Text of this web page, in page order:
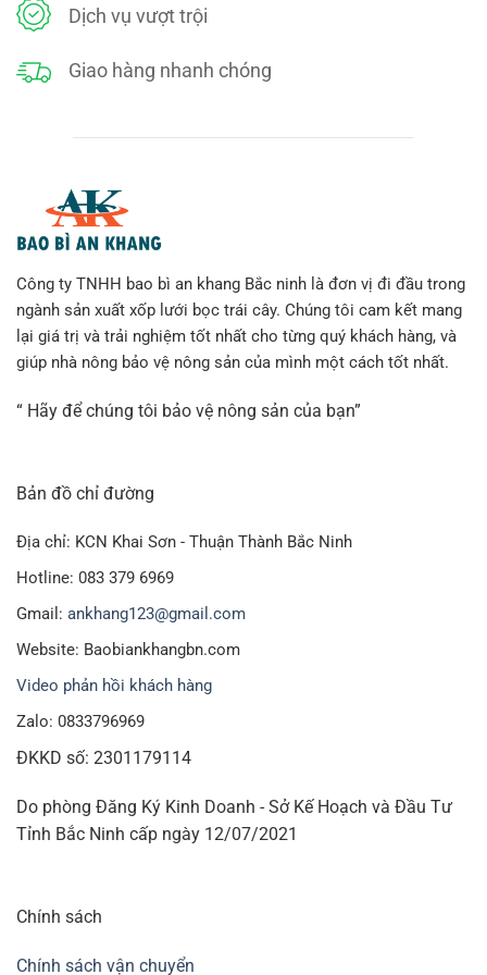
16x20cm LIÊN HỆ
15x60cm
30x35cm LIÊN HỆ
50x70cm
Sử dụng túi bọc trái cây đúng cách
Để trái cây được đảm bảo sự phát triển cũng như tránh
nhất với kích thước loại trái nhà mình, không nên sử dụng
loại túi giá rẻ và không sử dụng loại túi có kích thước nhỏ
Dịch vụ vượt trội
Giao hàng nhanh chóng
Công ty TNHH bao bì an khang Bắc ninh là đơn vị đi đầu trong
ngành sản xuất xốp lưới bọc trái cây. Chúng tôi cam kết mang
lại giá trị và trải nghiệm tốt nhất cho từng quý khách hàng, và
giúp nhà nông bảo vệ nông sản của mình một cách tốt nhất.
“ Hãy để chúng tôi bảo vệ nông sản của bạn”
Bản đồ chỉ đường
Địa chỉ: KCN Khai Sơn - Thuận Thành Bắc Ninh
Hotline: 083 379 6969
Gmail: ankhang123@gmail.com
Website: Baobiankhangbn.com
Video phản hồi khách hàng
Zalo: 0833796969
ĐKKD số: 2301179114
Do phòng Đăng Ký Kinh Doanh - Sở Kế Hoạch và Đầu Tư
Tỉnh Bắc Ninh cấp ngày 12/07/2021
Chính sách
Chính sách vận chuyển